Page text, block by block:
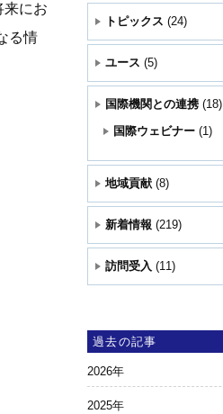
にお
る情
トピックス (24)
ユース (5)
国際機関との連携 (18)
国際ウェビナー (1)
地域貢献 (8)
新着情報 (219)
訪問受入 (11)
過去の記事
2026年
2025年